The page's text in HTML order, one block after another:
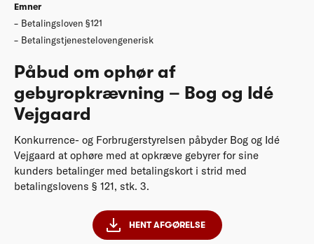
Emner
Betalingsloven §121
Betalingstjenestelovengenerisk
Påbud om ophør af
gebyropkrævning – Bog og Idé
Vejgaard
Konkurrence- og Forbrugerstyrelsen påbyder Bog og Idé
Vejgaard at ophøre med at opkræve gebyrer for sine
kunders betalinger med betalingskort i strid med
betalingslovens § 121, stk. 3.
HENT AFGØRELSE